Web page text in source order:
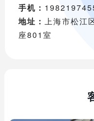
手机：
地址： 上海市松江
座801室